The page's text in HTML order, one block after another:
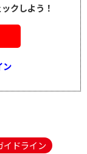
クしよう！
ン
イドライン